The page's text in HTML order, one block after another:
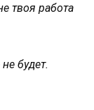
твоя работа
будет.